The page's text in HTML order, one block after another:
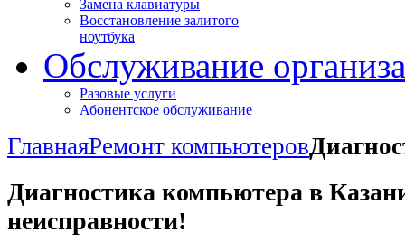
Замена клавиатуры
Восстановление залитого
ноутбука
Обслуживание
Разовые услуги
Абонентское обслуживание
ГлавнаяРемонт компьютеров
Диагностика компьютера в
неисправности!